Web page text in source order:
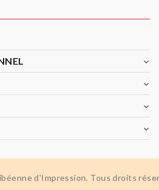
d'Impression. Tous droits